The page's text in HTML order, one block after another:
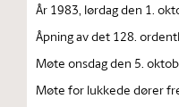
År 1983, lørdag den 1.
Åpning av det 128.
Møte onsdag den 5.
Møte for lukkede dører